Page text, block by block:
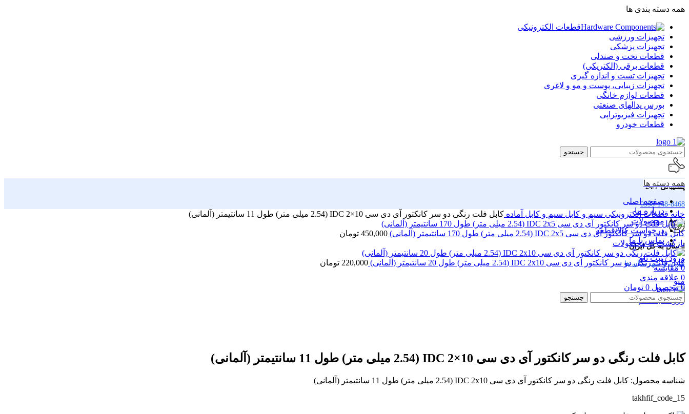
همه دسته بندی ها
قطعات الکترونیکی
تجهیزات ورزشی
تجهیزات پزشکی
قطعات تخت و صندلی
قطعات برقی (الکتریکی)
تجهیزات تست و اندازه گیری
تجهیزات زیبایی، پوست و مو و لاغری
قطعات لوازم خانگی
بورس پدالهای صنعتی
تجهیزات فیزیوتراپی
قطعات خودرو
جستجو
پشتیبانی 24/7
0998-148-8468
ارسال به کل ایران
تهران و شهرستان ها
منو
ورود / ثبت نام
همه دسته ها
صفحه اصلی
درباره ما
محصولات
درخواست کالا/قطعه
تماس با ما
ورود / ثبت نام
0 مقایسه
0 علاقه مندی
0 محصول 0 تومان
جستجو
خانه قطعات الکترونیکی سیم و کابل سیم و کابل آماده کابل فلت رنگی دو سر کانکتور آی دی سی IDC 2×10 (2.54 میلی متر) طول 11 سانتیمتر (آلمانی)
کابل فلت دو سر کانکتور آی دی سی IDC 2x5 (2.54 میلی متر) طول 170 سانتیمتر (آلمانی) 450,000 تومان
بازگشت به محصولات
کابل فلت رنگی دو سر کانکتور آی دی سی IDC 2x10 (2.54 میلی متر) طول 20 سانتیمتر (آلمانی) 220,000 تومان
کابل فلت رنگی دو سر کانکتور آی دی سی IDC 2×10 (2.54 میلی متر) طول 11 سانتیمتر (آلمانی)
شناسه محصول: کابل فلت رنگی دو سر کانکتور آی دی سی IDC 2x10 (2.54 میلی متر) طول 11 سانتیمتر (آلمانی)
takhfif_code_15